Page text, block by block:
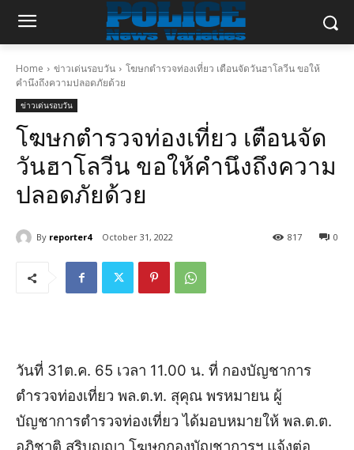
Home ข่าวเด่นรอบวัน
โฆษกตำรวจท่องเที่ยว เตือนจัดวันฮาโลวีน ขอให้
คำนึงถึงความปลอดภัยด้วย
ข่าวเด่นรอบวัน
โฆษกตำรวจท่องเที่ยว เตือนจัด
วันฮาโลวีน ขอให้คำนึงถึงความ
ปลอดภัยด้วย
By reporter4 October 31, 2022 0
817
วันที่ 31ต.ค. 65 เวลา 11.00 น. ที่ กองบัญชาการ
ตำรวจท่องเที่ยว พล.ต.ท. สุคุณ พรหมายน ผู้
บัญชาการตำรวจท่องเที่ยว ได้มอบหมายให้ พล.ต.ต.